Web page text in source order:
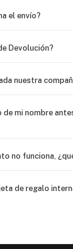
el envío?
Devolución?
nuestra
de mi nombre
no funciona,
de regalo